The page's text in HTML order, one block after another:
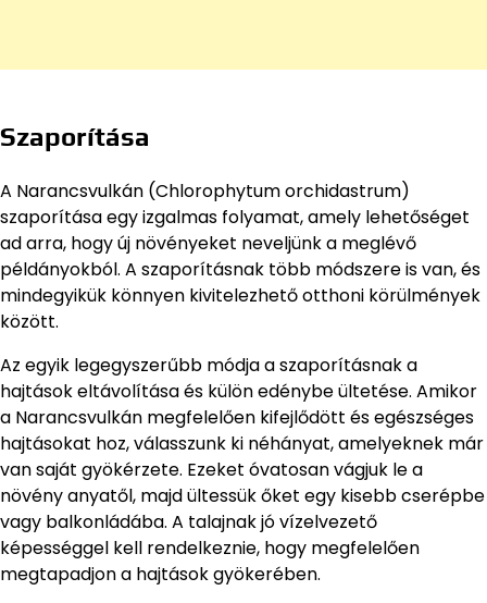
Szaporítása
A Narancsvulkán (Chlorophytum orchidastrum)
szaporítása egy izgalmas folyamat, amely lehetőséget
ad arra, hogy új növényeket neveljünk a meglévő
példányokból. A szaporításnak több módszere is van, és
mindegyikük könnyen kivitelezhető otthoni körülmények
között.
Az egyik legegyszerűbb módja a szaporításnak a
hajtások eltávolítása és külön edénybe ültetése. Amikor
a Narancsvulkán megfelelően kifejlődött és egészséges
hajtásokat hoz, válasszunk ki néhányat, amelyeknek már
van saját gyökérzete. Ezeket óvatosan vágjuk le a
növény anyatől, majd ültessük őket egy kisebb cserépbe
vagy balkonládába. A talajnak jó vízelvezető
képességgel kell rendelkeznie, hogy megfelelően
megtapadjon a hajtások gyökerében.